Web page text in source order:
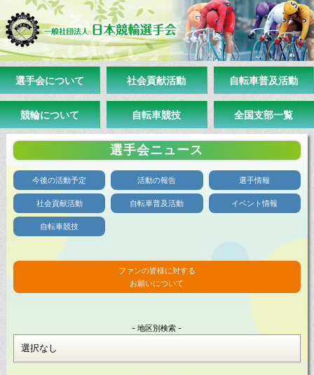
選手会について 社会貢献活動 自転車普及活動
競輪について 自転車競技 全国支部一覧
選手会ニュース
今後の活動予定 活動の報告 選手情報
社会貢献活動 自転車普及活動 イベント情報
自転車競技
ファンの皆様に対する
お願いについて
- 地区別検索 -